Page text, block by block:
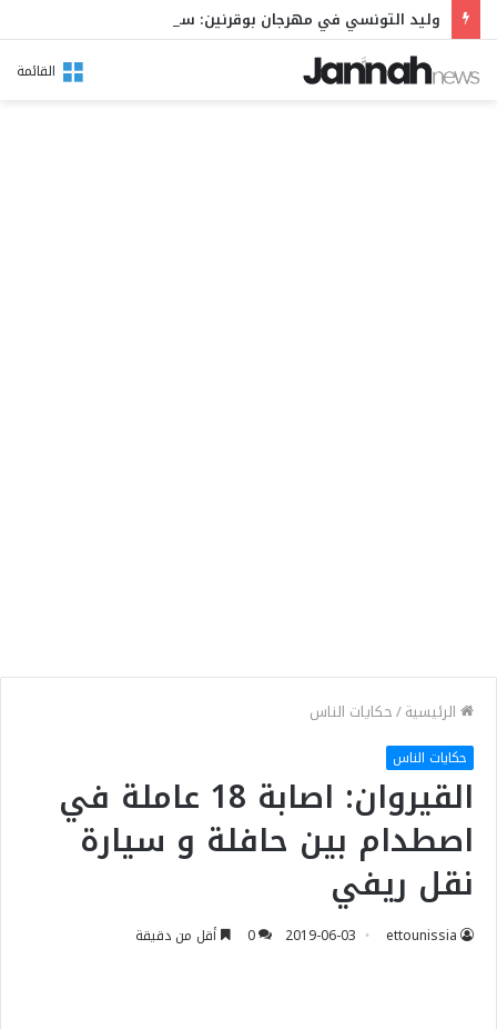
القائمة
الرئيسية/حكايات الناس
حكايات الناس
القيروان: اصابة 18 عاملة في
اصطدام بين حافلة و سيارة
نقل ريفي
ettounissia
2019-06-03
0 أقل من دقيقة